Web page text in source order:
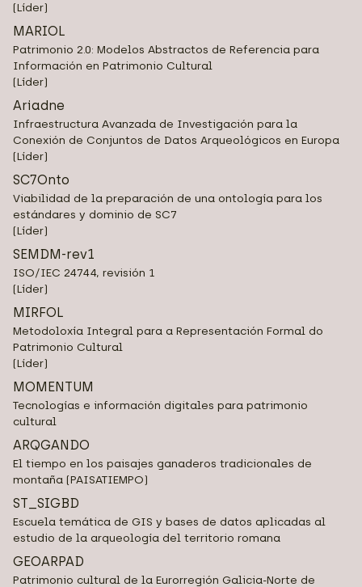
(Líder)
MARIOL
Patrimonio 2.0: Modelos Abstractos de Referencia para
Información en Patrimonio Cultural
(Líder)
Ariadne
Infraestructura Avanzada de Investigación para la
Conexión de Conjuntos de Datos Arqueológicos en Europa
(Líder)
SC7Onto
Viabilidad de la preparación de una ontología para los
estándares y dominio de SC7
(Líder)
SEMDM-rev1
ISO/IEC 24744, revisión 1
(Líder)
MIRFOL
Metodoloxía Integral para a Representación Formal do
Patrimonio Cultural
(Líder)
MOMENTUM
Tecnologías e información digitales para patrimonio
cultural
ARQGANDO
El tiempo en los paisajes ganaderos tradicionales de
montaña (PAISATIEMPO)
ST_SIGBD
Escuela temática de GIS y bases de datos aplicadas al
estudio de la arqueología del territorio romana
GEOARPAD
Patrimonio cultural de la Eurorregión Galicia-Norte de